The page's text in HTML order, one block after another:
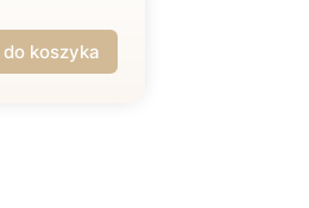
koszyka